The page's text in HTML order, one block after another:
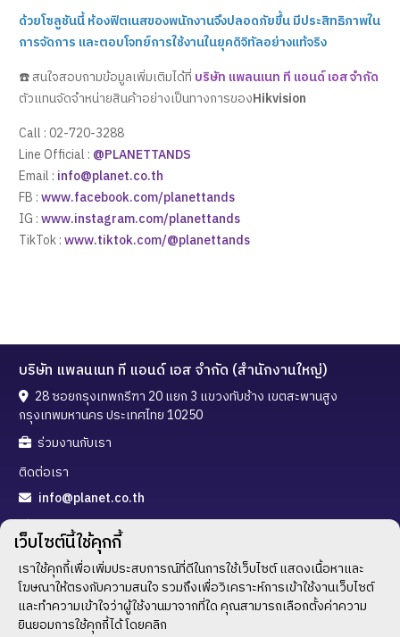
ด้วยโซลูชันนี้ ห้องฟิตเนสของพนักงานจึงปลอดภัยขึ้น มีประสิทธิภาพใน
การจัดการ และตอบโจทย์การใช้งานในยุคดิจิทัลอย่างแท้จริง
☎️ สนใจสอบถามข้อมูลเพิ่มเติมได้ที่ บริษัท แพลนเนท ที แอนด์ เอส จำกัด
ตัวแทนจัดจำหน่ายสินค้าอย่างเป็นทางการของHikvision
Call : 02-720-3288
Line Official : @PLANETTANDS
Email : info@planet.co.th
FB :www.facebook.com/planettands
IG :www.instagram.com/planettands
TikTok :www.tiktok.com/@planettands
บริษัท แพลนเนท ที แอนด์ เอส จำกัด (สำนักงานใหญ่)
28 ซอยกรุงเทพกรีฑา 20 แยก 3 แขวงทับช้าง เขตสะพานสูง
กรุงเทพมหานคร ประเทศไทย 10250
ร่วมงานกับเรา
ติดต่อเรา
info@planet.co.th
02-720-3288
02-300-5323
ช่องทางติดตาม
เว็บไซต์นี้ใช้คุกกี้
เราใช้คุกกี้เพื่อเพิ่มประสบการณ์ที่ดีในการใช้เว็บไซต์ แสดงเนื้อหาและ
โฆษณาให้ตรงกับความสนใจ รวมถึงเพื่อวิเคราะห์การเข้าใช้งานเว็บไซต์
และทำความเข้าใจว่าผู้ใช้งานมาจากที่ใด คุณสามารถเลือกตั้งค่าความ
ยินยอมการใช้คุกกี้ได้ โดยคลิก